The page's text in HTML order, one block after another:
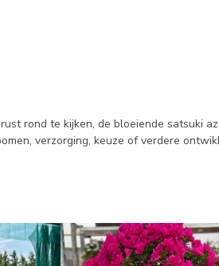
rond te kijken, de bloeiende satsuki
verzorging, keuze of verdere